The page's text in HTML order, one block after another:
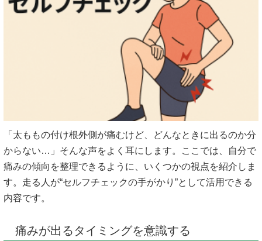
「太ももの付け根外側が痛むけど、どんなときに出るのか分
からない…」そんな声をよく耳にします。ここでは、自分で
痛みの傾向を整理できるように、いくつかの視点を紹介しま
す。走る人が“セルフチェックの手がかり”として活用できる
内容です。
痛みが出るタイミングを意識する